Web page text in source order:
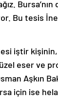
Bu tesis
iştir
eser ve
Aşkın
için ise